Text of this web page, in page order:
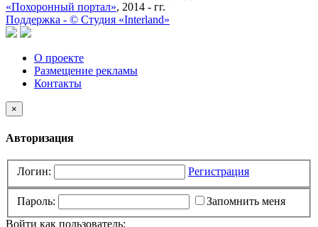
«Похоронный портал», 2014 - гг.
Поддержка - © Cтудия «Interland»
О проекте
Размещение рекламы
Контакты
×
Авторизация
Логин: Регистрация
Пароль:
Запомнить меня
Войти как пользователь: